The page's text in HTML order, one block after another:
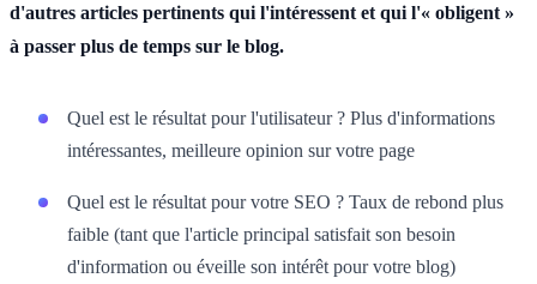
d'autres articles pertinents qui l'intéressent et qui l'« obligent »
à passer plus de temps sur le blog.
Quel est le résultat pour l'utilisateur ? Plus d'informations
intéressantes, meilleure opinion sur votre page
Quel est le résultat pour votre SEO ? Taux de rebond plus
faible (tant que l'article principal satisfait son besoin
d'information ou éveille son intérêt pour votre blog)